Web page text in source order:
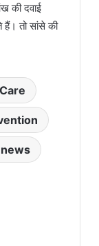
की दवाई
तो सांसे की